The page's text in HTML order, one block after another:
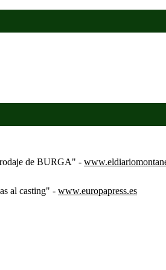
de BURGA" -
al casting" - www.europapress.es